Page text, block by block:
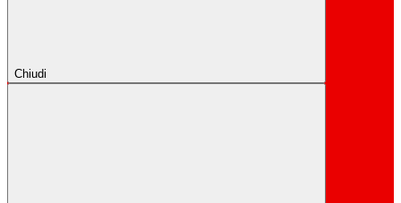
Chiudi